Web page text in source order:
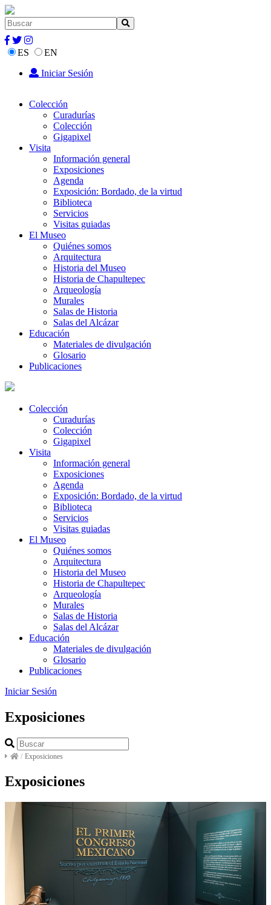
ES
EN
Iniciar Sesión
Colección
Curadurías
Colección
Gigapixel
Visita
Información general
Exposiciones
Agenda
Exposición: Bordado, de la virtud
Biblioteca
Servicios
Visitas guiadas
El Museo
Quiénes somos
Arquitectura
Historia del Museo
Historia de Chapultepec
Arqueología
Murales
Salas de Historia
Salas del Alcázar
Educación
Materiales de divulgación
Glosario
Publicaciones
Colección
Curadurías
Colección
Gigapixel
Visita
Información general
Exposiciones
Agenda
Exposición: Bordado, de la virtud
Biblioteca
Servicios
Visitas guiadas
El Museo
Quiénes somos
Arquitectura
Historia del Museo
Historia de Chapultepec
Arqueología
Murales
Salas de Historia
Salas del Alcázar
Educación
Materiales de divulgación
Glosario
Publicaciones
Iniciar Sesión
Exposiciones
/ Exposiciones
Exposiciones